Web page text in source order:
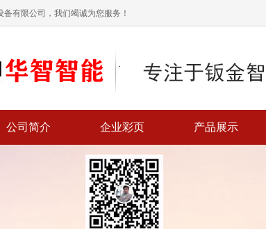
有限公司，我们竭诚为您服务！
公司简介 企业彩页 产品展示